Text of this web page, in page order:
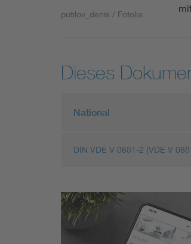
putilov_denis / Fotolia
Dieses
National
DIN VDE V 0681-2 (VDE V